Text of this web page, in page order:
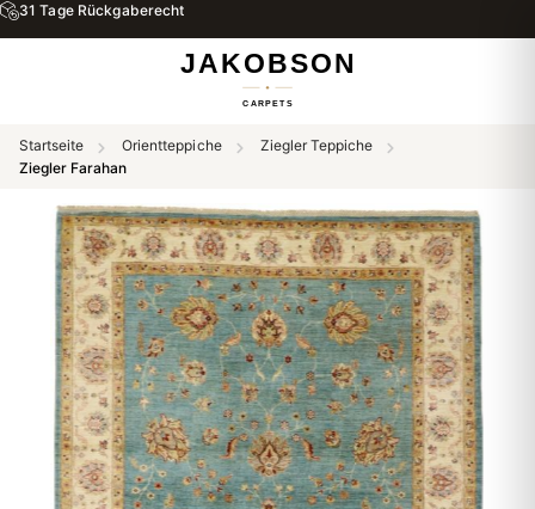
31 Tage Rückgaberecht
Startseite Orientteppiche
Ziegler Teppiche
Ziegler Farahan